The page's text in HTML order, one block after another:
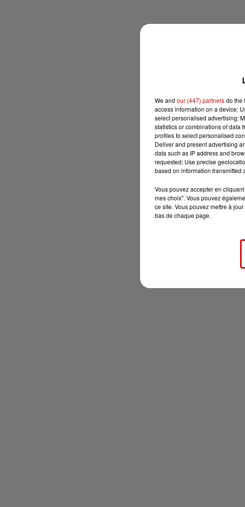
We and our (447) partnersdo the
access information on a device;
select personalised advertising;
statistics or combinations of data
profiles to select personalised
Deliver and present advertising
data such as IP address and
requested; Use precise
based on information transmitted
Vous pouvez accepter en
mes choix". Vous pouvez
ce site. Vous pouvez mettre à
bas de chaque page.